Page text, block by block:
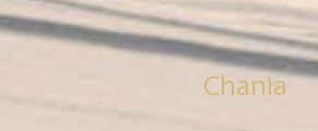
Chania